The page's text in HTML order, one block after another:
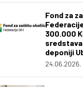
Fond za
300.000
deponiji
24.06.2026.